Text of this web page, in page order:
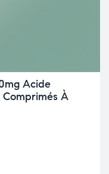
Acide
À